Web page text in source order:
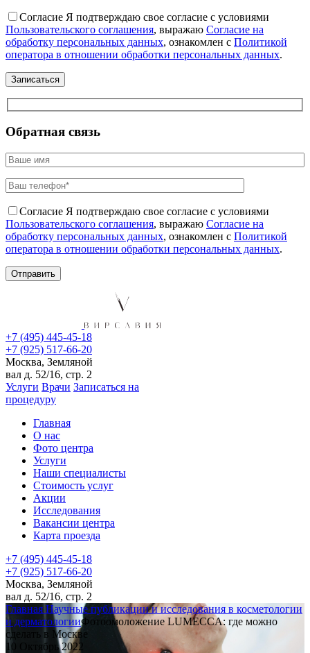
Согласие Я подтверждаю свое согласие с условиями
Пользовательского соглашения, выражаю Согласие на
обработку персональных данных, ознакомлен с Политикой
оператора в отношении обработки персональных данных.
Обратная связь
Согласие Я подтверждаю свое согласие с условиями
Пользовательского соглашения, выражаю Согласие на
обработку персональных данных, ознакомлен с Политикой
оператора в отношении обработки персональных данных.
+7 (495) 445-45-18
+7 (925) 517-66-20
Москва, Земляной
вал д. 52/16, стр. 2
Услуги Врачи Записаться на
процедуру
Главная
О нас
Фото центра
Услуги
Наши специалисты
Стоимость услуг
Акции
Исследования
Вакансии центра
Карта проезда
+7 (495) 445-45-18
+7 (925) 517-66-20
Москва, Земляной
вал д. 52/16, стр. 2
Главная Научные публикации и исследования в косметологии
и дерматологииФотоомоложение LUMECCA: где можно
сделать в Москве
10 Октябрь 2022